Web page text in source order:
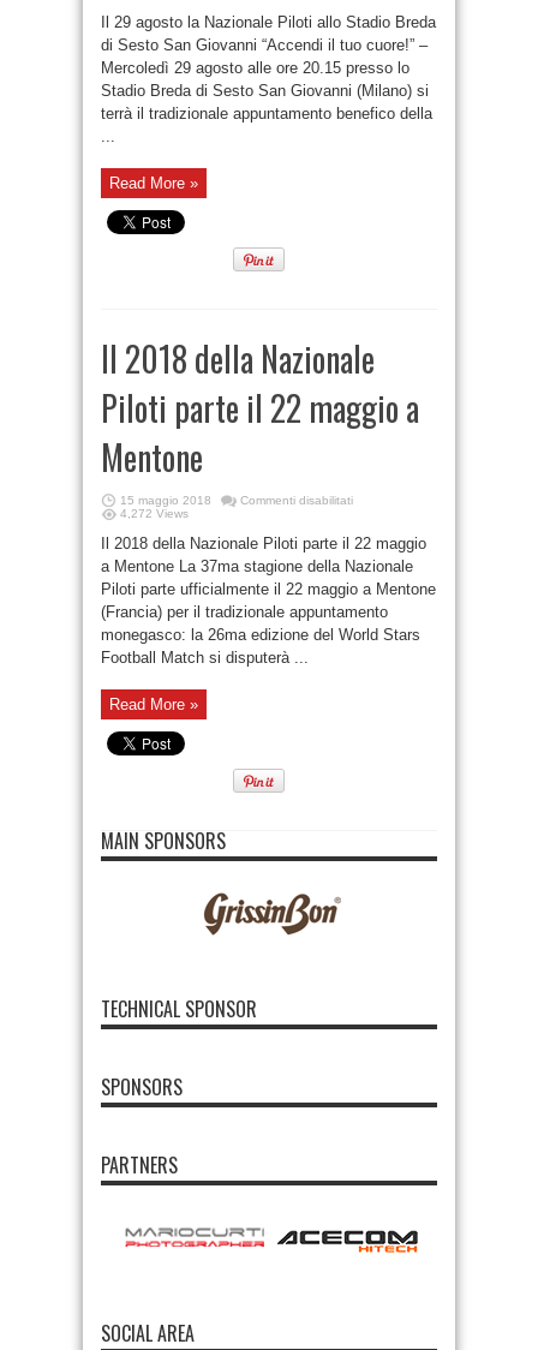
Il 29 agosto la Nazionale Piloti allo Stadio Breda
di Sesto San Giovanni “Accendi il tuo cuore!” –
Mercoledì 29 agosto alle ore 20.15 presso lo
Stadio Breda di Sesto San Giovanni (Milano) si
terrà il tradizionale appuntamento benefico della
...
Read More »
Il 2018 della Nazionale
Piloti parte il 22 maggio a
Mentone
15 maggio 2018
Commenti disabilitati
4,272 Views
Il 2018 della Nazionale Piloti parte il 22 maggio
a Mentone La 37ma stagione della Nazionale
Piloti parte ufficialmente il 22 maggio a Mentone
(Francia) per il tradizionale appuntamento
monegasco: la 26ma edizione del World Stars
Football Match si disputerà ...
Read More »
MAIN SPONSORS
TECHNICAL SPONSOR
SPONSORS
PARTNERS
SOCIAL AREA